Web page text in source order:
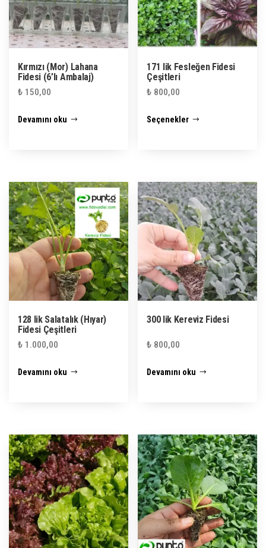
Kırmızı (Mor) Lahana
Fidesi (6’lı Ambalaj)
₺ 150,00
Devamını oku
171 lik Fesleğen Fidesi
Çeşitleri
₺ 800,00
Seçenekler
var.
Seçenekler
ürün
sayfasından
seçilebilir
128 lik Salatalık (Hıyar)
Fidesi Çeşitleri
₺ 1.000,00
Devamını oku
300 lik Kereviz Fidesi
₺ 800,00
Devamını oku